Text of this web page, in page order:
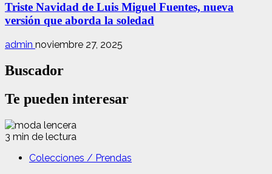
Triste Navidad de Luis Miguel Fuentes, nueva
versión que aborda la soledad
admin noviembre 27, 2025
Buscador
Te pueden interesar
3 min de lectura
Colecciones / Prendas